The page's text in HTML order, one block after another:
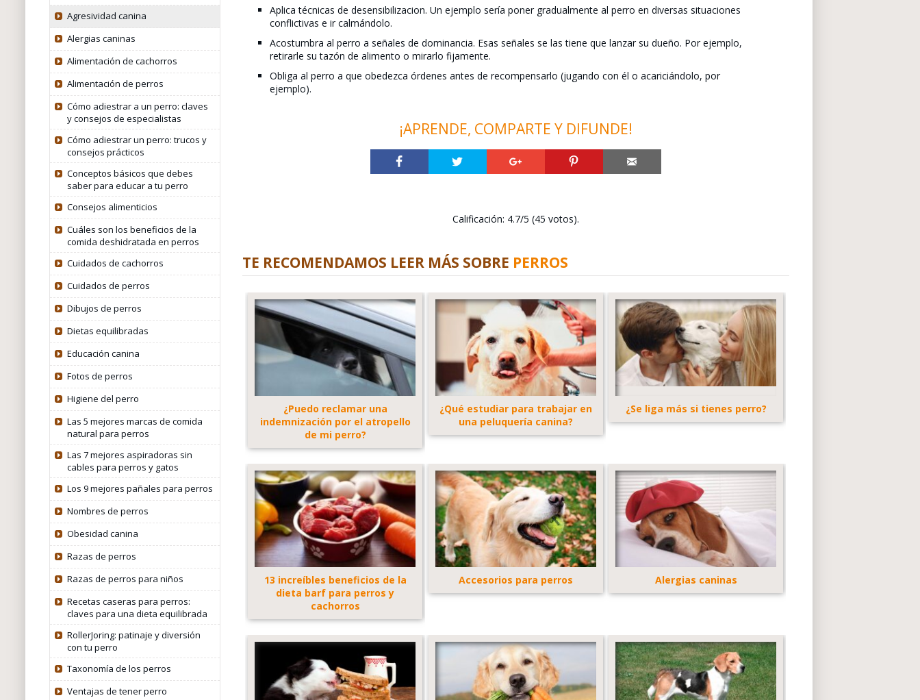
Agresividad canina
Alergias caninas
Alimentación de cachorros
Alimentación de perros
Cómo adiestrar a un perro: claves
y consejos de especialistas
Cómo adiestrar un perro: trucos y
consejos prácticos
Conceptos básicos que debes
saber para educar a tu perro
Consejos alimenticios
Cuáles son los beneficios de la
comida deshidratada en perros
Cuidados de cachorros
Cuidados de perros
Dibujos de perros
Dietas equilibradas
Educación canina
Fotos de perros
Higiene del perro
Las 5 mejores marcas de comida
natural para perros
Las 7 mejores aspiradoras sin
cables para perros y gatos
Los 9 mejores pañales para perros
Nombres de perros
Obesidad canina
Razas de perros
Razas de perros para niños
Recetas caseras para perros:
claves para una dieta equilibrada
RollerJoring: patinaje y diversión
con tu perro
Taxonomía de los perros
Ventajas de tener perro
Aplica técnicas de desensibilizacion. Un ejemplo sería poner gradualmente al perro en diversas situaciones
conflictivas e ir calmándolo.
Acostumbra al perro a señales de dominancia. Esas señales se las tiene que lanzar su dueño. Por ejemplo,
retirarle su tazón de alimento o mirarlo fijamente.
Obliga al perro a que obedezca órdenes antes de recompensarlo (jugando con él o acariciándolo, por
ejemplo).
¡APRENDE, COMPARTE Y DIFUNDE!
Calificación: 4.7/5 (45 votos).
TE RECOMENDAMOS LEER MÁS SOBRE PERROS
¿Puedo reclamar una
indemnización por el atropello
de mi perro?
¿Qué estudiar para trabajar en
una peluquería canina?
¿Se liga más si tienes perro?
13 increíbles beneficios de la
dieta barf para perros y
cachorros
Accesorios para perros Alergias caninas